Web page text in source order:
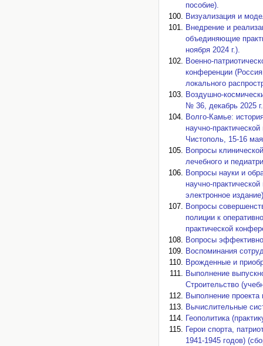
пособие).
Визуализация и
Внедрение и
объединяющие
ноября 2024 г.).
Военно-
конференции
локального
Воздушно-
№ 36, декабрь 2025 г.
Волго-Камье:
научно-
Чистополь, 15-16
Вопросы
лечебного и
Вопросы науки и
научно-
электронное
Вопросы
полиции к
практической
Вопросы
Воспоминания
Врожденные и
Выполнение
Строительство
Выполнение проекта
Вычислительные
Геополитика
Герои спорта,
1941-1945 годов)